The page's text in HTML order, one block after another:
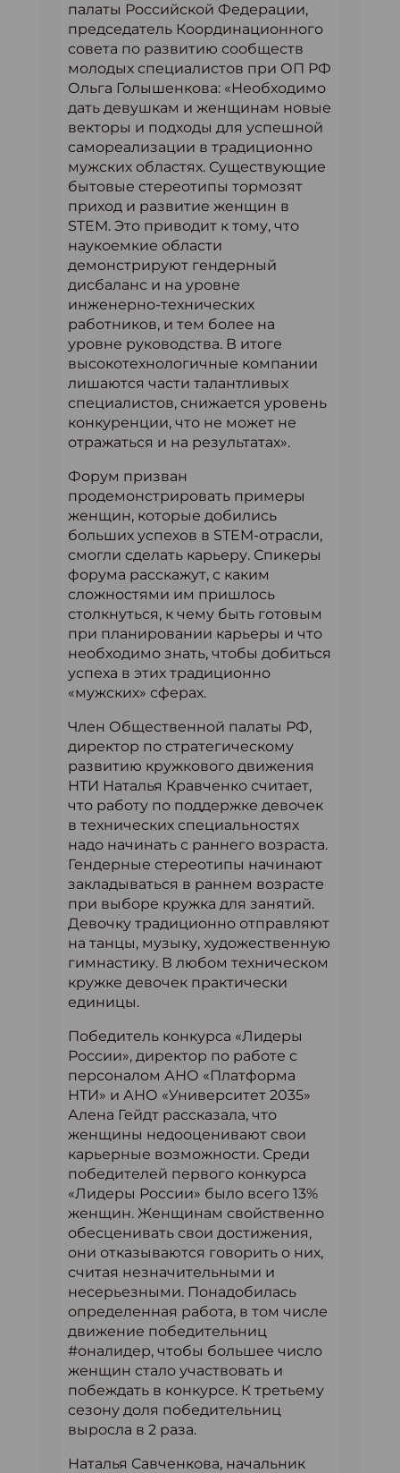
палаты Российской Федерации,
председатель Координационного
совета по развитию сообществ
молодых специалистов при ОП РФ
Ольга Голышенкова: «Необходимо
дать девушкам и женщинам новые
векторы и подходы для успешной
самореализации в традиционно
мужских областях. Существующие
бытовые стереотипы тормозят
приход и развитие женщин в
STEM. Это приводит к тому, что
наукоемкие области
демонстрируют гендерный
дисбаланс и на уровне
инженерно-технических
работников, и тем более на
уровне руководства. В итоге
высокотехнологичные компании
лишаются части талантливых
специалистов, снижается уровень
конкуренции, что не может не
отражаться и на результатах».
Форум призван
продемонстрировать примеры
женщин, которые добились
больших успехов в STEM-отрасли,
смогли сделать карьеру. Спикеры
форума расскажут, с каким
сложностями им пришлось
столкнуться, к чему быть готовым
при планировании карьеры и что
необходимо знать, чтобы добиться
успеха в этих традиционно
«мужских» сферах.
Член Общественной палаты РФ,
директор по стратегическому
развитию кружкового движения
НТИ Наталья Кравченко считает,
что работу по поддержке девочек
в технических специальностях
надо начинать с раннего возраста.
Гендерные стереотипы начинают
закладываться в раннем возрасте
при выборе кружка для занятий.
Девочку традиционно отправляют
на танцы, музыку, художественную
гимнастику. В любом техническом
кружке девочек практически
единицы.
Победитель конкурса «Лидеры
России», директор по работе с
персоналом АНО «Платформа
НТИ» и АНО «Университет 2035»
Алена Гейдт рассказала, что
женщины недооценивают свои
карьерные возможности. Среди
победителей первого конкурса
«Лидеры России» было всего 13%
женщин. Женщинам свойственно
обесценивать свои достижения,
они отказываются говорить о них,
считая незначительными и
несерьезными. Понадобилась
определенная работа, в том числе
движение победительниц
#оналидер, чтобы большее число
женщин стало участвовать и
побеждать в конкурсе. К третьему
сезону доля победительниц
выросла в 2 раза.
Наталья Савченкова, начальник